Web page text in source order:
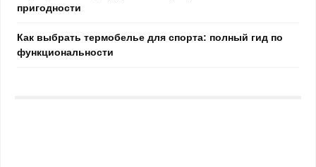
пригодности
Как выбрать термобелье для спорта: полный гид по
функциональности